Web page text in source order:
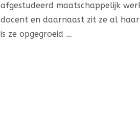
afgestudeerd maatschappelijk
docent en daarnaast zit ze al
is ze opgegroeid …